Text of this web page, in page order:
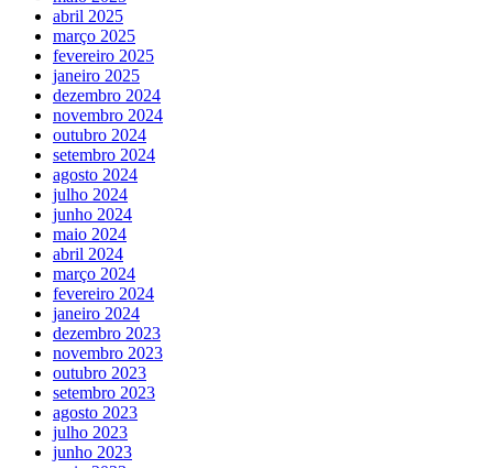
abril 2025
março 2025
fevereiro 2025
janeiro 2025
dezembro 2024
novembro 2024
outubro 2024
setembro 2024
agosto 2024
julho 2024
junho 2024
maio 2024
abril 2024
março 2024
fevereiro 2024
janeiro 2024
dezembro 2023
novembro 2023
outubro 2023
setembro 2023
agosto 2023
julho 2023
junho 2023